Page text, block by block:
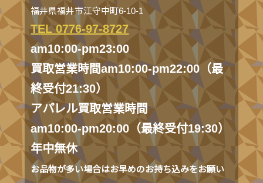
福井県福井市江守中町6-10-1
TEL 0776-97-8727
am10:00-pm23:00
買取営業時間am10:00-pm22:00（最
終受付21:30）
アパレル買取営業時間
am10:00-pm20:00（最終受付19:30）
年中無休
お品物が多い場合はお早めのお持ち込みをお願い